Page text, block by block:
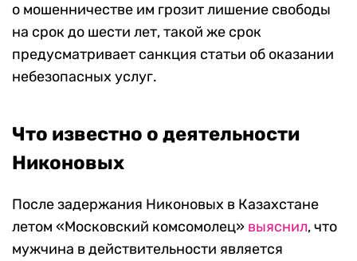
о мошенничестве им грозит лишение свободы
на срок до шести лет, такой же срок
предусматривает санкция статьи об оказании
небезопасных услуг.
Что известно о деятельности
Никоновых
После задержания Никоновых в Казахстане
летом «Московский комсомолец» выяснил, что
мужчина в действительности является